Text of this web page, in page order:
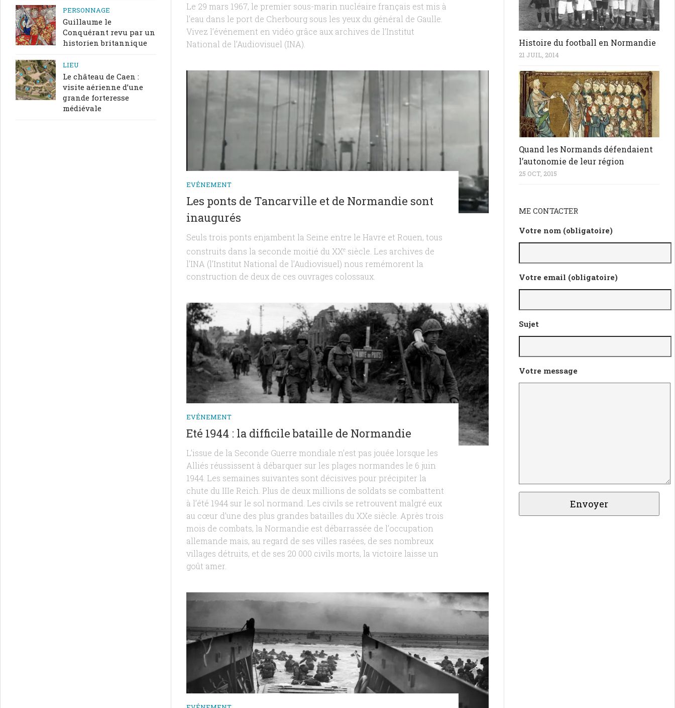
Le 29 mars 1967, le premier sous-marin nucléaire français est mis à
l’eau dans le port de Cherbourg sous les yeux du général de Gaulle.
Vivez l’événement en vidéo grâce aux archives de l’Institut
National de l’Audiovisuel (INA).
EVÉNEMENT
Les ponts de Tancarville et de Normandie sont
inaugurés
Seuls trois ponts enjambent la Seine entre le Havre et Rouen, tous
construits dans la seconde moitié du XXe siècle. Les archives de
l’INA (l’Institut National de l’Audiovisuel) nous remémorent la
construction de deux de ces ouvrages colossaux.
EVÉNEMENT
Eté 1944 : la difficile bataille de Normandie
L’issue de la Seconde Guerre mondiale n’est pas jouée lorsque les
Alliés réussissent à débarquer sur les plages normandes le 6 juin
1944. Les semaines suivantes sont décisives pour précipiter la
chute du IIIe Reich. Plus de deux millions de soldats se combattent
à l’été 1944 sur le sol normand. Les civils se retrouvent malgré eux
au cœur d’une des plus grandes batailles du XXe siècle. Après trois
mois de combats, la Normandie est débarrassée de l’occupation
allemande mais, au regard de ses villes rasées, de ses nombreux
villages détruits, et de ses 20 000 civils morts, la victoire laisse un
goût amer.
PERSONNAGE
Guillaume le
Conquérant revu par un
historien britannique
LIEU
Le château de Caen :
visite aérienne d’une
grande forteresse
médiévale
Histoire du football en Normandie
21 JUIL, 2014
Quand les Normands défendaient
l’autonomie de leur région
25 OCT, 2015
ME CONTACTER
Votre nom (obligatoire)
Votre email (obligatoire)
Sujet
Votre message